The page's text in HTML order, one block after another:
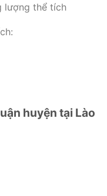
lượng thể tích
huyện tại Lào